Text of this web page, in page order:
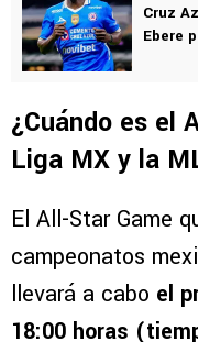
Cruz
Ebere
¿Cuándo es el
Liga MX y la
El All-Star Game
campeonatos
llevará a cabo el
18:00 horas